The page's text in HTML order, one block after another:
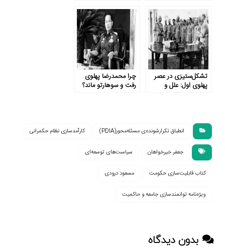
تشکل‌ستیزی در عصر
پهلوی اول: علل و
چرا محمدرضا پهلوی
رفت و سوهارتو ماند؟
انطباق تکرارشونده‌ی مسئله‌محور(PDIA) کارآمدسازی نظام حکمرانی
جعفر خیرخواهان سیاست‌های توسعه‌ای
کتاب قابلیت‌سازی حکومت مسعود درودی
ویژه‌نامه توانمندسازی جامعه و حاکمیت
بدون دیدگاه